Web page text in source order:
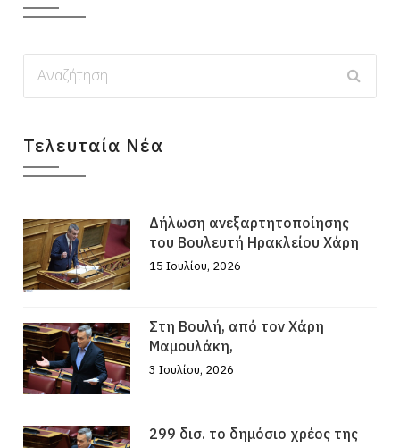
Τελευταία Νέα
Δήλωση ανεξαρτητοποίησης
του Βουλευτή Ηρακλείου Χάρη
15 Ιουλίου, 2026
Στη Βουλή, από τον Χάρη
Μαμουλάκη,
3 Ιουλίου, 2026
299 δισ. το δημόσιο χρέος της